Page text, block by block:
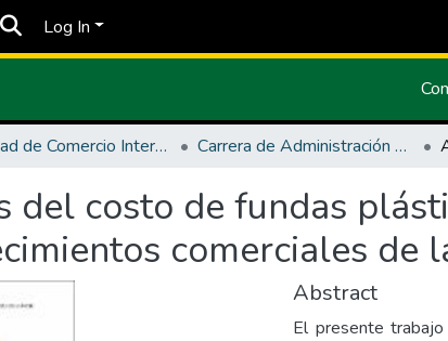
Log In
Facultad de Comercio Internacional, Integración, Administración y Economía Empresarial Carrera de Administración de Empresas y Marketing
del costo de fundas
comerciales de
Abstract
El presente